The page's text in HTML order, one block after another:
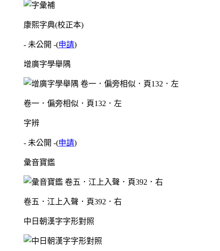
康熙字典(校正本)
- 未公開 -(申請)
增廣字學舉隅
卷一．偏旁相似．頁132．左
字辨
- 未公開 -(申請)
彙音寶鑑
卷五．江上入聲．頁392．右
中日朝漢字字形對照